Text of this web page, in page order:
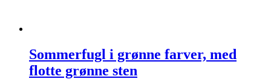
Sommerfugl i grønne farver, med
flotte grønne sten